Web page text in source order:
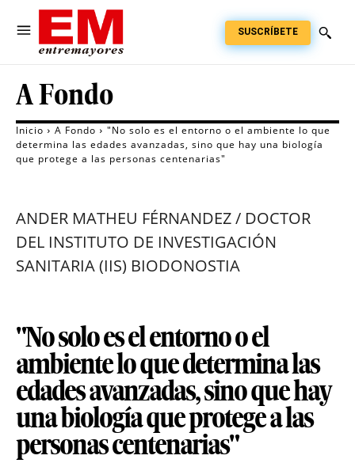
SUSCRÍBETE
A Fondo
Inicio A Fondo
"No solo es el entorno o el ambiente lo que
determina las edades avanzadas, sino que hay una biología
que protege a las personas centenarias"
ANDER MATHEU FÉRNANDEZ / DOCTOR
DEL INSTITUTO DE INVESTIGACIÓN
SANITARIA (IIS) BIODONOSTIA
"No solo es el entorno o el
ambiente lo que determina las
edades avanzadas, sino que hay
una biología que protege a las
personas centenarias"